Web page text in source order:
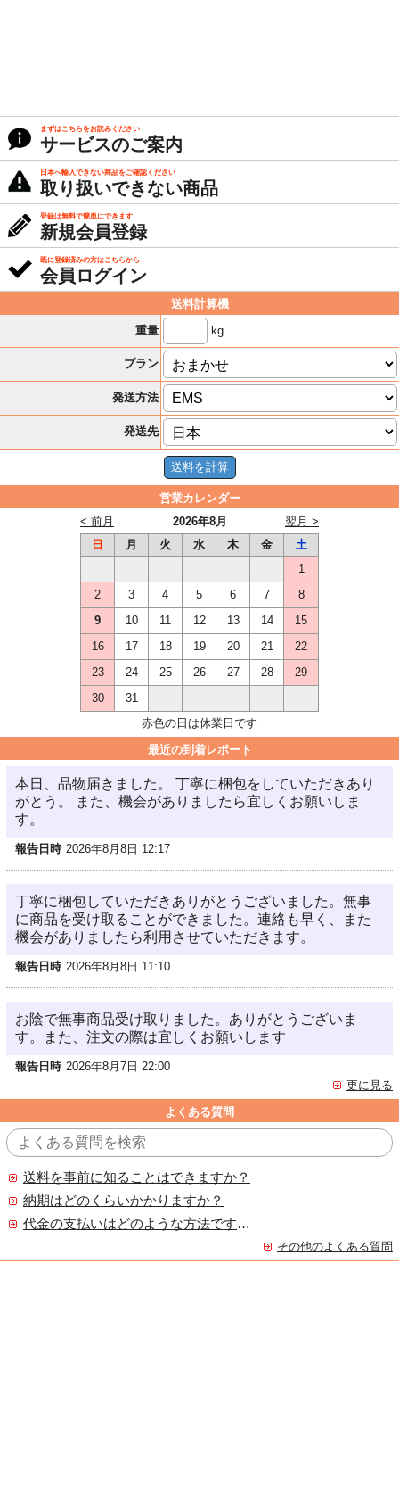
まずはこちらをお読みください
サービスのご案内
日本へ輸入できない商品をご確認ください
取り扱いできない商品
登録は無料で簡単にできます
新規会員登録
既に登録済みの方はこちらから
会員ログイン
送料計算機
重量
kg
プラン
発送方法
発送先
営業カレンダー
2026年8月
< 前月
翌月 >
日
月 火 水 木 金
土
1
2
3 4 5 6 7
8
9
10 11 12 13 14
15
16
17 18 19 20 21
22
23
24 25 26 27 28
29
30
31
赤色の日は休業日です
最近の到着レポート
本日、品物届きました。 丁寧に梱包をしていただきあり
がとう。 また、機会がありましたら宜しくお願いしま
す。
報告日時 2026年8月8日 12:17
丁寧に梱包していただきありがとうございました。無事
に商品を受け取ることができました。連絡も早く、また
機会がありましたら利用させていただきます。
報告日時 2026年8月8日 11:10
お陰で無事商品受け取りました。ありがとうございま
す。また、注文の際は宜しくお願いします
報告日時 2026年8月7日 22:00
更に見る
よくある質問
送料を事前に知ることはできますか？
納期はどのくらいかかりますか？
代金の支払いはどのような方法ですか？
その他のよくある質問